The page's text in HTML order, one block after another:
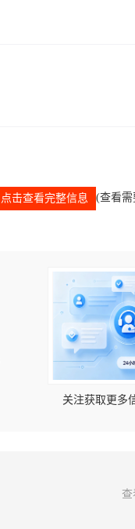
点击查看完整信息 (查看需
关注获取更多